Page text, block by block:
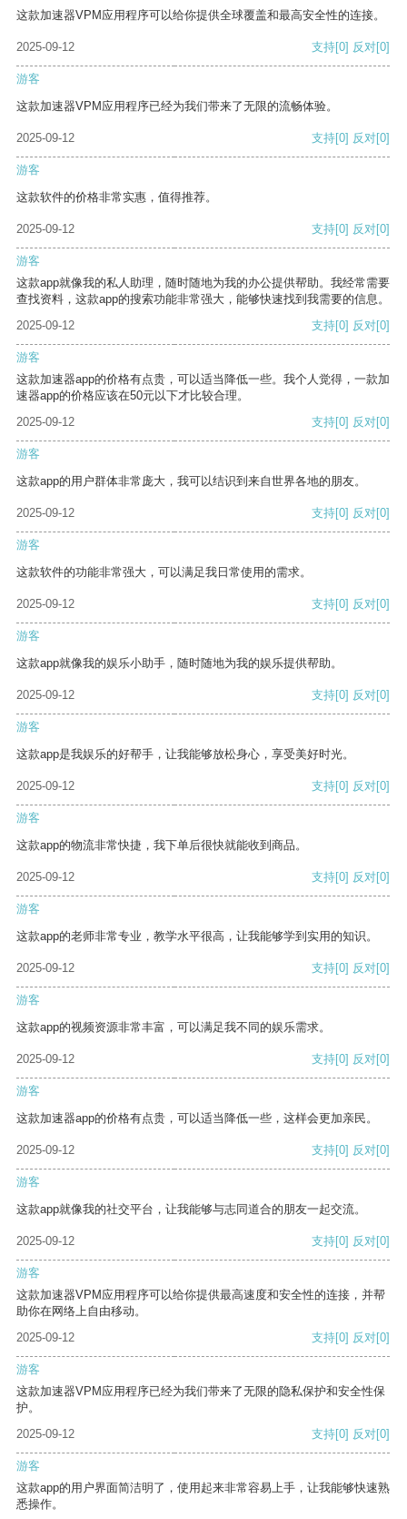
这款加速器VPM应用程序可以给你提供全球覆盖和最高安全性的连接。
2025-09-12 支持[0] 反对[0]
游客
这款加速器VPM应用程序已经为我们带来了无限的流畅体验。
2025-09-12 支持[0] 反对[0]
游客
这款软件的价格非常实惠，值得推荐。
2025-09-12 支持[0] 反对[0]
游客
这款app就像我的私人助理，随时随地为我的办公提供帮助。我经常需要
查找资料，这款app的搜索功能非常强大，能够快速找到我需要的信息。
2025-09-12
支持[0] 反对[0]
游客
这款加速器app的价格有点贵，可以适当降低一些。我个人觉得，一款加
速器app的价格应该在50元以下才比较合理。
2025-09-12
支持[0] 反对[0]
游客
这款app的用户群体非常庞大，我可以结识到来自世界各地的朋友。
2025-09-12 支持[0] 反对[0]
游客
这款软件的功能非常强大，可以满足我日常使用的需求。
2025-09-12 支持[0] 反对[0]
游客
这款app就像我的娱乐小助手，随时随地为我的娱乐提供帮助。
2025-09-12 支持[0] 反对[0]
游客
这款app是我娱乐的好帮手，让我能够放松身心，享受美好时光。
2025-09-12 支持[0] 反对[0]
游客
这款app的物流非常快捷，我下单后很快就能收到商品。
2025-09-12 支持[0] 反对[0]
游客
这款app的老师非常专业，教学水平很高，让我能够学到实用的知识。
2025-09-12 支持[0] 反对[0]
游客
这款app的视频资源非常丰富，可以满足我不同的娱乐需求。
2025-09-12 支持[0] 反对[0]
游客
这款加速器app的价格有点贵，可以适当降低一些，这样会更加亲民。
2025-09-12 支持[0] 反对[0]
游客
这款app就像我的社交平台，让我能够与志同道合的朋友一起交流。
2025-09-12 支持[0] 反对[0]
游客
这款加速器VPM应用程序可以给你提供最高速度和安全性的连接，并帮
助你在网络上自由移动。
2025-09-12
支持[0] 反对[0]
游客
这款加速器VPM应用程序已经为我们带来了无限的隐私保护和安全性保
护。
2025-09-12
支持[0] 反对[0]
游客
这款app的用户界面简洁明了，使用起来非常容易上手，让我能够快速熟
悉操作。